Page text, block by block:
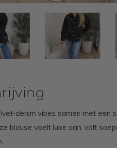
vibes samen met een
blouse voelt luxe aan, valt